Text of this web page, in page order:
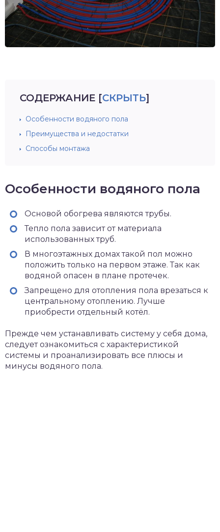
СОДЕРЖАНИЕ [СКРЫТЬ]
Особенности водяного пола
Преимущества и недостатки
Способы монтажа
Особенности водяного пола
Основой обогрева являются трубы.
Тепло пола зависит от материала
использованных труб.
В многоэтажных домах такой пол можно
положить только на первом этаже. Так как
водяной опасен в плане протечек.
Запрещено для отопления пола врезаться к
центральному отоплению. Лучше
приобрести отдельный котёл.
Прежде чем устанавливать систему у себя дома,
следует ознакомиться с характеристикой
системы и проанализировать все плюсы и
минусы водяного пола.